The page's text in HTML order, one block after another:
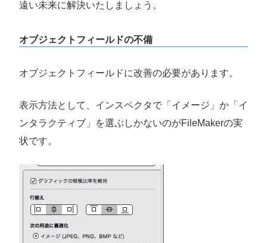
遠い未来に解決いたしましょう。
オブジェクトフィールドの不備
オブジェクトフィールドに改善の必要があります。
表示方法として、インスペクタで「イメージ」か「イ
ンタラクティブ」を選ぶしかないのがFileMakerの実
状です。